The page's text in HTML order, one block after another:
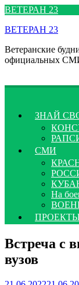
Перейти
содержимому
ВЕТЕРАН 23
ВЕТЕРАН 23
Ветеранские
официальных
ЗНАЙ
СМИ
На
Встреча с
вузов